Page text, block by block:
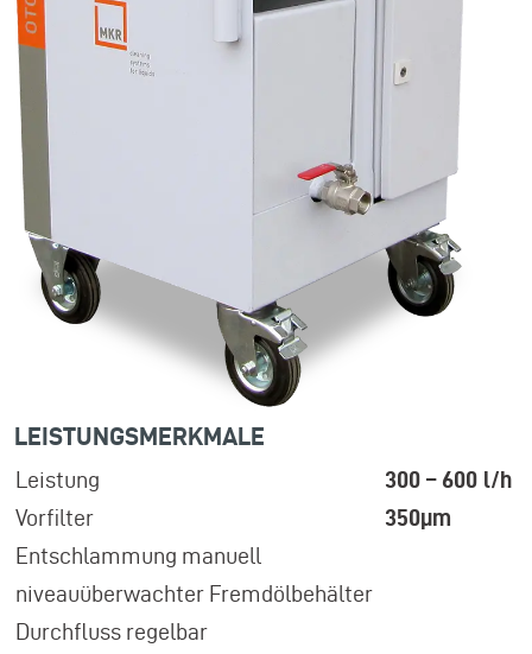
LEISTUNGSMERKMALE
Leistung
300 – 600 l/h
Vorfilter
350µm
Entschlammung manuell
niveauüberwachter Fremdölbehälter
Durchfluss regelbar